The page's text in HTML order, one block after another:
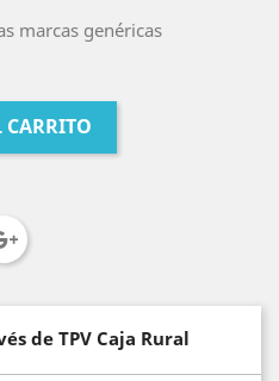
marcas genéricas
de TPV Caja Rural